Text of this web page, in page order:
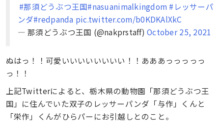
#那須どうぶつ王国#nasuanimalkingdom #レッサーパ
ンダ#redpanda pic.twitter.com/b0KDKAlXkC
— 那須どうぶつ王国 (@nakprstaff)October 25, 2021
ぬはっ！！可愛いいいいいいいい！！あああっっっっっ
っ！！
上記Twitterによると、栃木県の動物園「那須どうぶつ王
国」に住んでいた双子のレッサーパンダ「与作」くんと
「栄作」くんがひらパーにお引越しとのこと。